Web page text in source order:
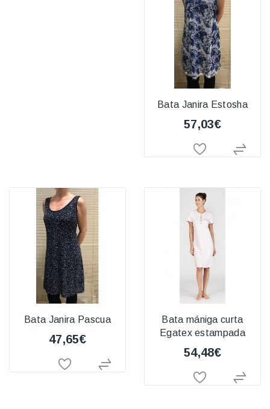
Bata Janira Estosha
57,03€
Bata Janira Pascua
47,65€
Bata mániga curta
Egatex estampada
54,48€